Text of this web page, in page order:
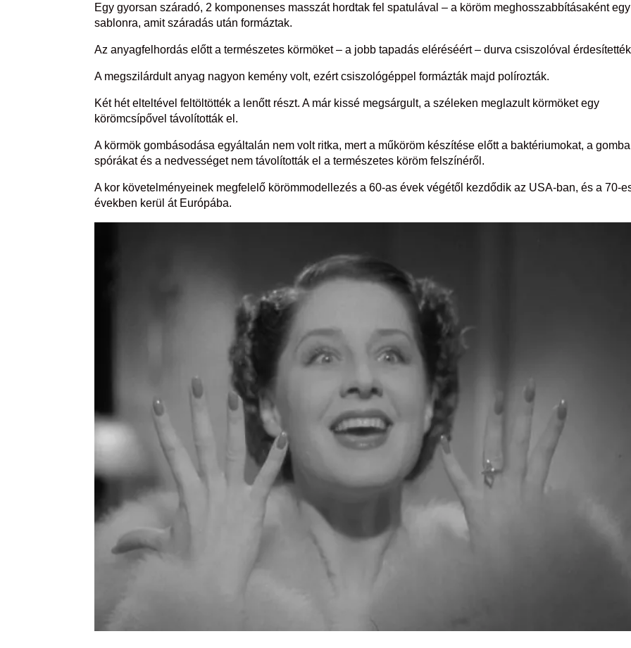
Egy gyorsan száradó, 2 komponenses masszát hordtak fel spatulával – a köröm meghosszabbításaként egy
sablonra, amit száradás után formáztak.
Az anyagfelhordás előtt a természetes körmöket – a jobb tapadás eléréséért – durva csiszolóval
A megszilárdult anyag nagyon kemény volt, ezért csiszológéppel formázták majd polírozták.
Két hét elteltével feltöltötték a lenőtt részt. A már kissé megsárgult, a széleken meglazult körmöket egy
körömcsípővel távolították el.
A körmök gombásodása egyáltalán nem volt ritka, mert a műköröm készítése előtt a baktériumokat, a gomba
spórákat és a nedvességet nem távolították el a természetes köröm felszínéről.
A kor követelményeinek megfelelő körömmodellezés a 60-as évek végétől kezdődik az USA-ban, és a 70-
években kerül át Európába.